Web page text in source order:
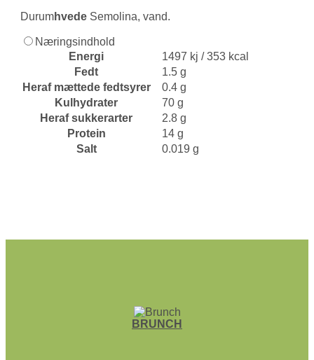
DurumhvedeSemolina, vand.
Næringsindhold
Energi
1497 kj / 353 kcal
Fedt
1.5 g
Heraf mættede fedtsyrer
0.4 g
Kulhydrater
70 g
Heraf sukkerarter
2.8 g
Protein
14 g
Salt
0.019 g
BRUNCH